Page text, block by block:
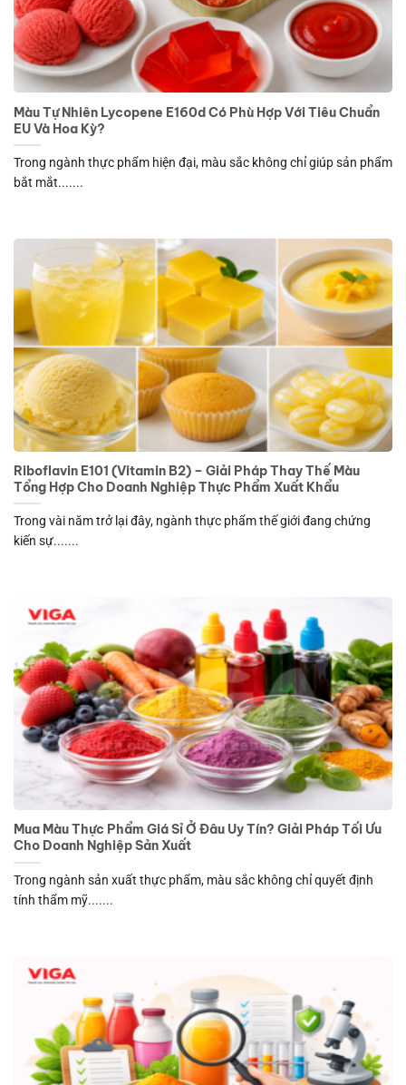
Màu Tự Nhiên Lycopene E160d Có Phù Hợp Với Tiêu Chuẩn
EU Và Hoa Kỳ?
Trong ngành thực phẩm hiện đại, màu sắc không chỉ giúp sản phẩm
bắt mắt.......
Riboflavin E101 (Vitamin B2) – Giải Pháp Thay Thế Màu
Tổng Hợp Cho Doanh Nghiệp Thực Phẩm Xuất Khẩu
Trong vài năm trở lại đây, ngành thực phẩm thế giới đang chứng
kiến sự.......
Mua Màu Thực Phẩm Giá Sỉ Ở Đâu Uy Tín? Giải Pháp Tối Ưu
Cho Doanh Nghiệp Sản Xuất
Trong ngành sản xuất thực phẩm, màu sắc không chỉ quyết định
tính thẩm mỹ.......